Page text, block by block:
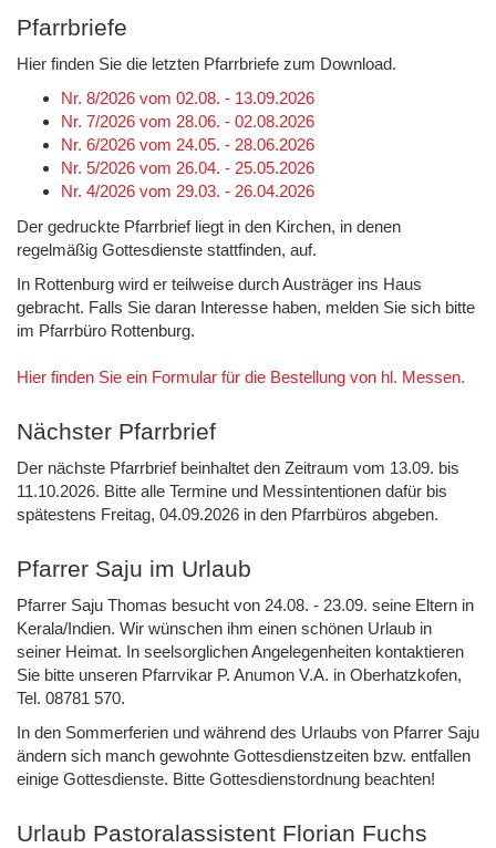
Pfarrbriefe
Hier finden Sie die letzten Pfarrbriefe zum Download.
Nr. 8/2026 vom 02.08. - 13.09.2026
Nr. 7/2026 vom 28.06. - 02.08.2026
Nr. 6/2026 vom 24.05. - 28.06.2026
Nr. 5/2026 vom 26.04. - 25.05.2026
Nr. 4/2026 vom 29.03. - 26.04.2026
Der gedruckte Pfarrbrief liegt in den Kirchen, in denen
regelmäßig Gottesdienste stattfinden, auf.
In Rottenburg wird er teilweise durch Austräger ins Haus
gebracht. Falls Sie daran Interesse haben, melden Sie sich bitte
im Pfarrbüro Rottenburg.
Hier finden Sie ein Formular für die Bestellung von hl. Messen.
Nächster Pfarrbrief
Der nächste Pfarrbrief beinhaltet den Zeitraum vom 13.09. bis
11.10.2026. Bitte alle Termine und Messintentionen dafür bis
spätestens Freitag, 04.09.2026 in den Pfarrbüros abgeben.
Pfarrer Saju im Urlaub
Pfarrer Saju Thomas besucht von 24.08. - 23.09. seine Eltern in
Kerala/Indien. Wir wünschen ihm einen schönen Urlaub in
seiner Heimat. In seelsorglichen Angelegenheiten kontaktieren
Sie bitte unseren Pfarrvikar P. Anumon V.A. in Oberhatzkofen,
Tel. 08781 570.
In den Sommerferien und während des Urlaubs von Pfarrer Saju
ändern sich manch gewohnte Gottesdienstzeiten bzw. entfallen
einige Gottesdienste. Bitte Gottesdienstordnung beachten!
Urlaub Pastoralassistent Florian Fuchs